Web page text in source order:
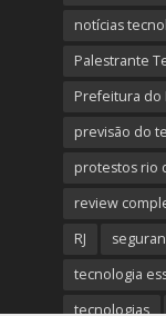
notícias
Palestrante
Prefeitura do
previsão do
protestos rio
review
RJ
tecnologia
tecnologias